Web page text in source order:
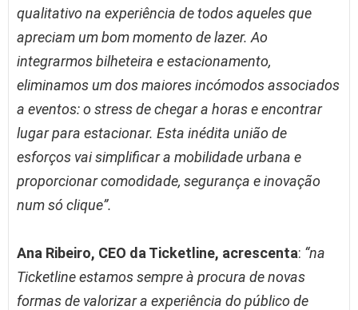
qualitativo na experiência de todos aqueles que
apreciam um bom momento de lazer. Ao
integrarmos bilheteira e estacionamento,
eliminamos um dos maiores incómodos associados
a eventos: o stress de chegar a horas e encontrar
lugar para estacionar. Esta inédita união de
esforços vai simplificar a mobilidade urbana e
proporcionar comodidade, segurança e inovação
num só clique”.
Ana Ribeiro, CEO da Ticketline, acrescenta: “na
Ticketline estamos sempre à procura de novas
formas de valorizar a experiência do público de